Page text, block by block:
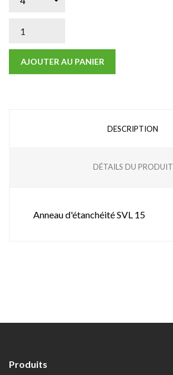
AJOUTER AU PANIER
DESCRIPTION
DÉTAILS DU PRODUIT
Anneau d'étanchéité SVL 15
Produits